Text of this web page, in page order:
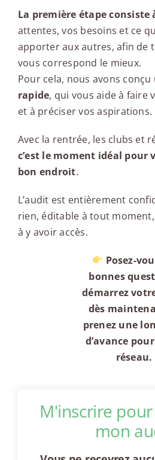
La première étape
attentes, vos besoins et ce
apporter aux autres, afin de
vous correspond le mieux.
Pour cela, nous avons
rapide, qui vous aide à faire
et à préciser vos aspirations.
Avec la rentrée, les clubs et
c’est le moment idéal pour
bon endroit.
L’audit est entièrement
rien, éditable à tout
à y avoir accès.
Posez-
bonnes
démarrez
dès
prenez une
d’avance
réseau.
M'inscrire
mon